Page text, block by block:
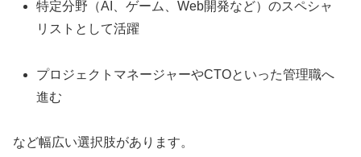
特定分野（AI、ゲーム、Web開発など）のスペシャ
リストとして活躍
プロジェクトマネージャーやCTOといった管理職へ
進む
など幅広い選択肢があります。